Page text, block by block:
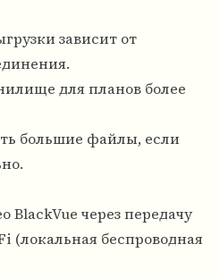
зависит от
для планов более
большие файлы, если
BlackVue через передачу
(локальная беспроводная